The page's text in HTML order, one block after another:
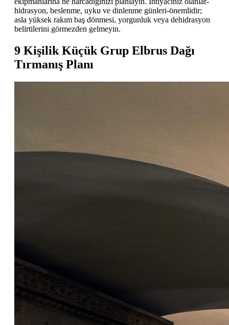
hidrasyon, beslenme, uyku ve dinlenme günleri-önemlidir;
asla yüksek rakım baş dönmesi, yorgunluk veya dehidrasyon
belirtilerini görmezden gelmeyin.
9 Kişilik Küçük Grup Elbrus Dağı
Tırmanış Planı